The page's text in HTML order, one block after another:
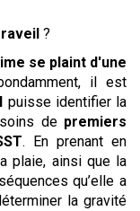
?
se plaint d'une
il est
puisse identifier la
de premiers
. En prenant en
plaie, ainsi que la
qu’elle a
la gravité